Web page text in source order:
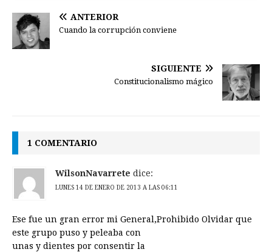
ANTERIOR
Cuando la corrupción conviene
SIGUIENTE
Constitucionalismo mágico
1 COMENTARIO
WilsonNavarrete dice:
LUNES 14 DE ENERO DE 2013 A LAS 06:11
Ese fue un gran error mi General,Prohibido Olvidar que
este grupo puso y peleaba con
unas y dientes por consentir la